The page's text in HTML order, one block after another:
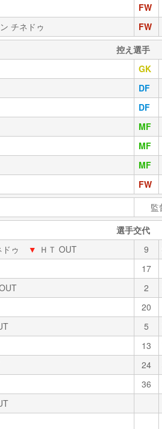
FW
チネドゥ FW
控え選手
GK
DF
DF
MF
MF
MF
FW
監
選手交代
ゥ ▼ ＨＴ OUT 9
17
2
20
5
13
24
36